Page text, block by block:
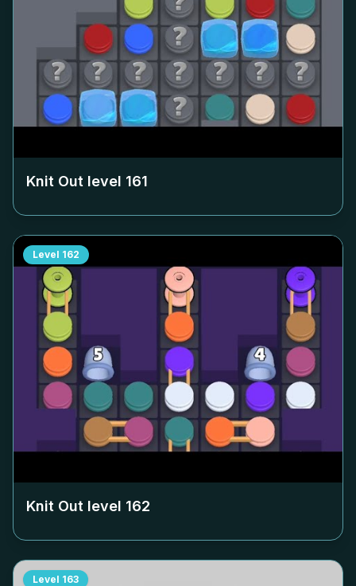
Knit Out level 161
Level 162
Knit Out level 162
Level 163